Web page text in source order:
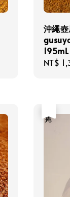
沖繩
195mL
NT$